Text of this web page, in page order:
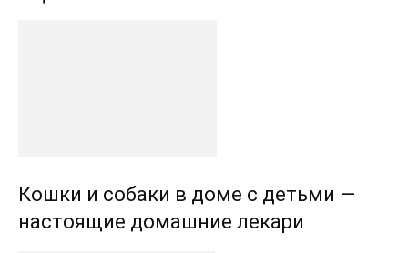
Кошки и собаки в доме с детьми —
настоящие домашние лекари